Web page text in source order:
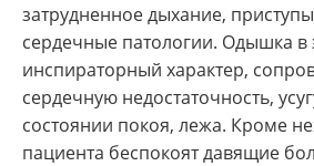
затрудненное дыхание,
сердечные патологии. Одышка в
инспираторный характер,
сердечную недостаточность,
состоянии покоя, лежа. Кроме
пациента беспокоят давящие